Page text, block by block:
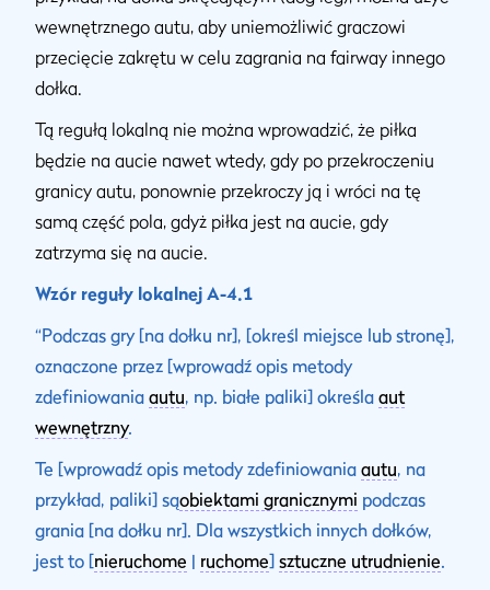
wewnętrznego autu, aby uniemożliwić graczowi
przecięcie zakrętu w celu zagrania na fairway innego
dołka.
Tą regułą lokalną nie można wprowadzić, że piłka
będzie na aucie nawet wtedy, gdy po przekroczeniu
granicy autu, ponownie przekroczy ją i wróci na tę
samą część pola, gdyż piłka jest na aucie, gdy
zatrzyma się na aucie.
Wzór reguły lokalnej A-4.1
“Podczas gry [na dołku nr], [określ miejsce lub stronę],
oznaczone przez [wprowadź opis metody
zdefiniowania autu, np. białe paliki] określa aut
wewnętrzny.
Te [wprowadź opis metody zdefiniowania autu, na
przykład, paliki] sąobiektami granicznymi podczas
grania [na dołku nr]. Dla wszystkich innych dołków,
jest to [nieruchome | ruchome] sztuczne utrudnienie.